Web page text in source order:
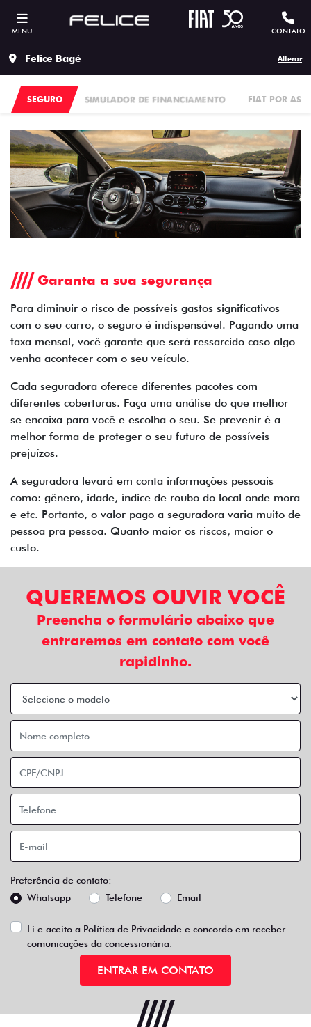
MENU CONTATO
Felice Bagé Alterar
SIMULADOR DE FINANCIAMENTO FIAT POR
SEGURO
Garanta a sua segurança
Para diminuir o risco de possíveis gastos significativos
com o seu carro, o seguro é indispensável. Pagando uma
taxa mensal, você garante que será ressarcido caso algo
venha acontecer com o seu veículo.
Cada seguradora oferece diferentes pacotes com
diferentes coberturas. Faça uma análise do que melhor
se encaixa para você e escolha o seu. Se prevenir é a
melhor forma de proteger o seu futuro de possíveis
prejuízos.
A seguradora levará em conta informações pessoais
como: gênero, idade, índice de roubo do local onde mora
e etc. Portanto, o valor pago a seguradora varia muito de
pessoa pra pessoa. Quanto maior os riscos, maior o
custo.
QUEREMOS OUVIR VOCÊ
Preencha o formulário abaixo que
entraremos em contato com você
rapidinho.
Preferência de contato:
Whatsapp
Telefone Email
Li e aceito a Política de Privacidade e concordo em receber
comunicações da concessionária.
ENTRAR EM CONTATO